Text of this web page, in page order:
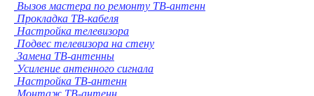
Вызов мастера по ремонту ТВ-антенн
Прокладка ТВ-кабеля
Настройка телевизора
Подвес телевизора на стену
Замена ТВ-антенны
Усиление антенного сигнала
Настройка ТВ-антенн
Монтаж ТВ-антенн